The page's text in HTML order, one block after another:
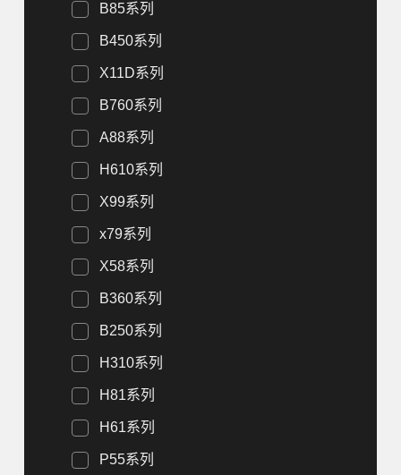
B85系列
B450系列
X11D系列
B760系列
A88系列
H610系列
X99系列
x79系列
X58系列
B360系列
B250系列
H310系列
H81系列
H61系列
P55系列